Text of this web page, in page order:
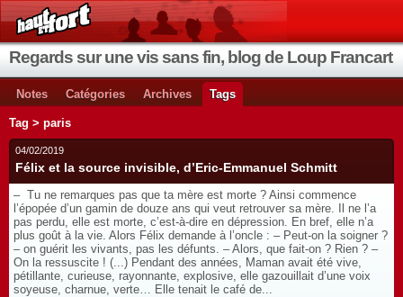
Regards sur une vis sans fin, blog de Loup Francart
Notes Catégories Archives Tags
Tag > paris
04/02/2019
Félix et la source invisible, d’Eric-Emmanuel Schmitt
– Tu ne remarques pas que ta mère est morte ? Ainsi commence
l’épopée d’un gamin de douze ans qui veut retrouver sa mère. Il ne l’a
pas perdu, elle est morte, c’est-à-dire en dépression. En bref, elle n’a
plus goût à la vie. Alors Félix demande à l’oncle : – Peut-on la soigner ?
– on guérit les vivants, pas les défunts. – Alors, que fait-on ? Rien ? –
On la ressuscite ! (...) Pendant des années, Maman avait été vive,
pétillante, curieuse, rayonnante, explosive, elle gazouillait d’une voix
soyeuse, charnue, verte… Elle tenait le café de...